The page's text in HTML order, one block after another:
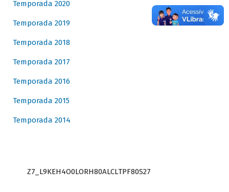
Temporada 2020
Temporada 2019
Temporada 2018
Temporada 2017
Temporada 2016
Temporada 2015
Temporada 2014
Z7_L9KEH4O0LORH80ALCLTPF80S27